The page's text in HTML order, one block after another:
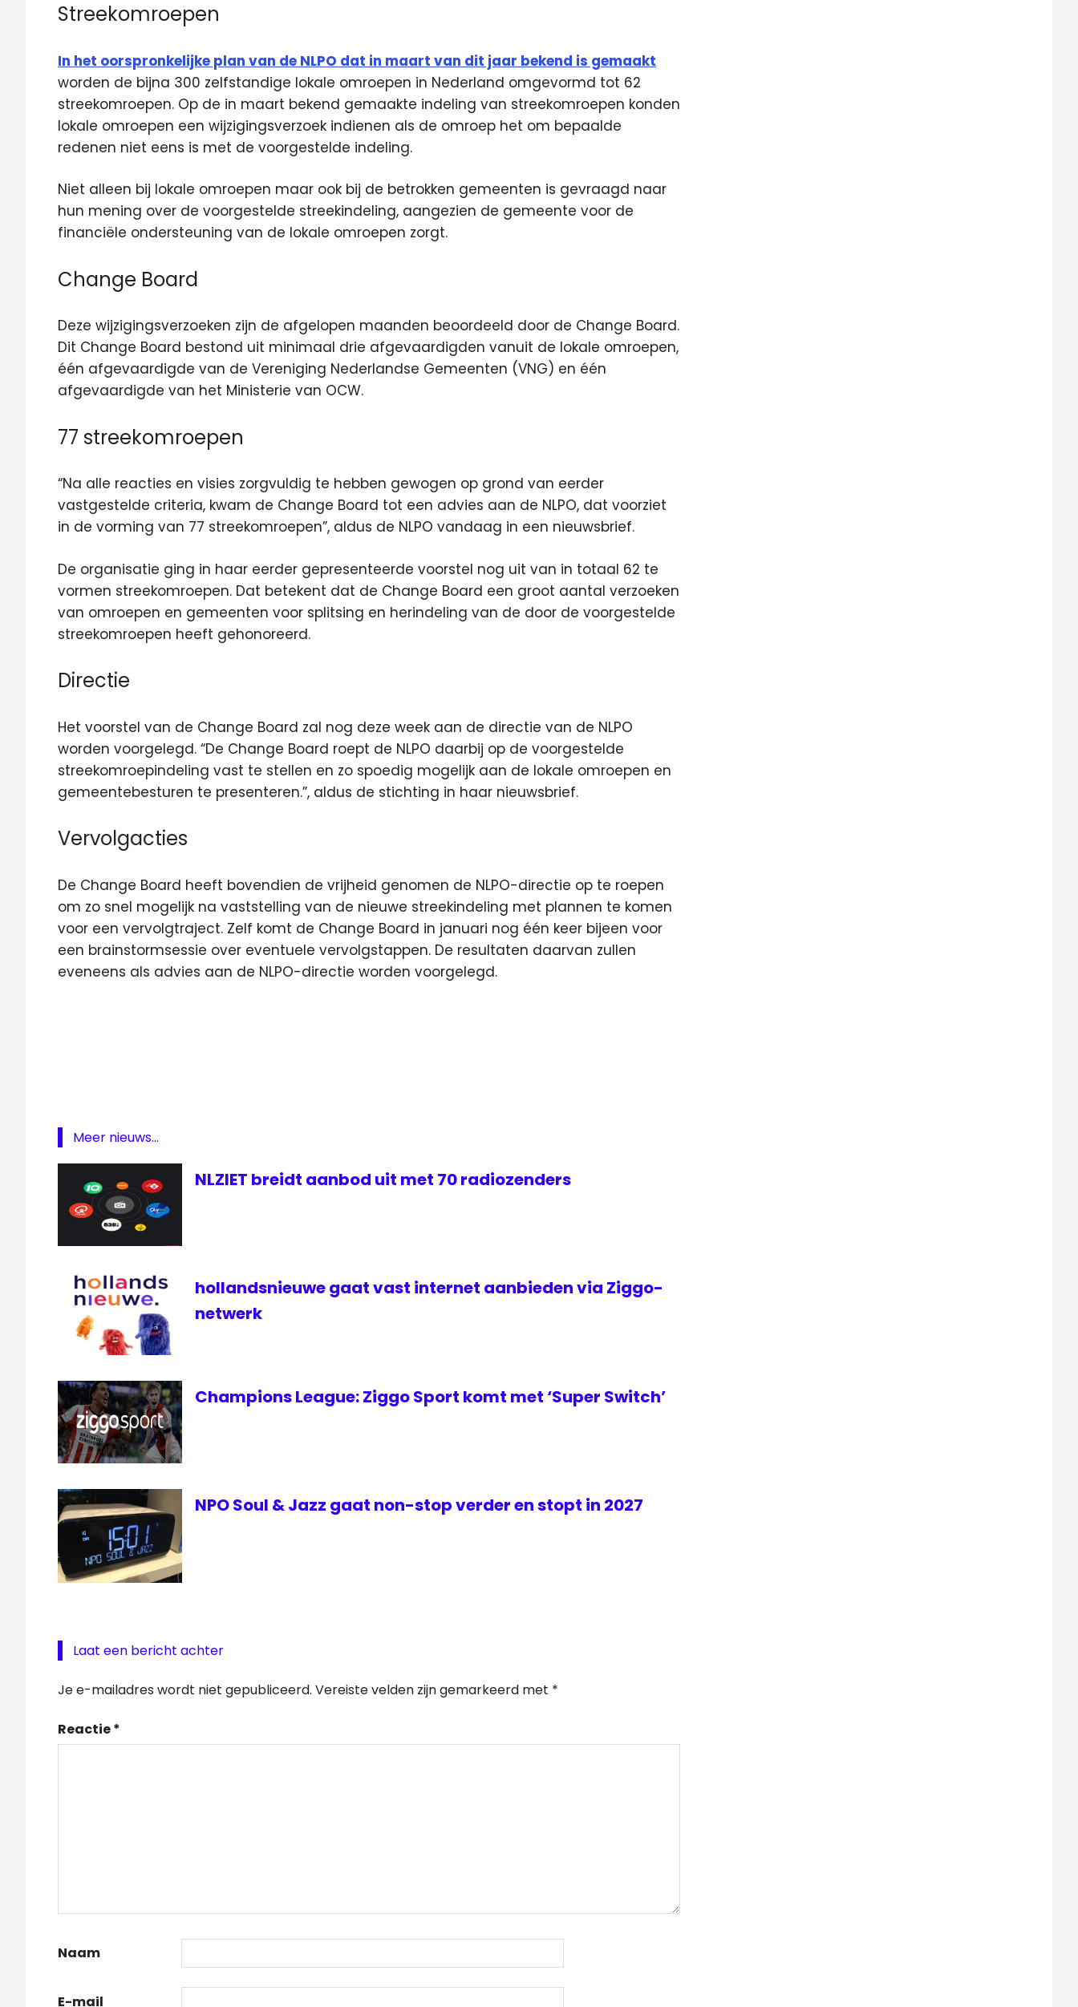
Streekomroepen
In het oorspronkelijke plan van de NLPO dat in maart van dit jaar bekend is gemaakt
worden de bijna 300 zelfstandige lokale omroepen in Nederland omgevormd tot 62
streekomroepen. Op de in maart bekend gemaakte indeling van streekomroepen konden
lokale omroepen een wijzigingsverzoek indienen als de omroep het om bepaalde
redenen niet eens is met de voorgestelde indeling.
Niet alleen bij lokale omroepen maar ook bij de betrokken gemeenten is gevraagd naar
hun mening over de voorgestelde streekindeling, aangezien de gemeente voor de
financiële ondersteuning van de lokale omroepen zorgt.
Change Board
Deze wijzigingsverzoeken zijn de afgelopen maanden beoordeeld door de Change Board.
Dit Change Board bestond uit minimaal drie afgevaardigden vanuit de lokale omroepen,
één afgevaardigde van de Vereniging Nederlandse Gemeenten (VNG) en één
afgevaardigde van het Ministerie van OCW.
77 streekomroepen
“Na alle reacties en visies zorgvuldig te hebben gewogen op grond van eerder
vastgestelde criteria, kwam de Change Board tot een advies aan de NLPO, dat voorziet
in de vorming van 77 streekomroepen”, aldus de NLPO vandaag in een nieuwsbrief.
De organisatie ging in haar eerder gepresenteerde voorstel nog uit van in totaal 62 te
vormen streekomroepen. Dat betekent dat de Change Board een groot aantal verzoeken
van omroepen en gemeenten voor splitsing en herindeling van de door de voorgestelde
streekomroepen heeft gehonoreerd.
Directie
Het voorstel van de Change Board zal nog deze week aan de directie van de NLPO
worden voorgelegd. “De Change Board roept de NLPO daarbij op de voorgestelde
streekomroepindeling vast te stellen en zo spoedig mogelijk aan de lokale omroepen en
gemeentebesturen te presenteren.”, aldus de stichting in haar nieuwsbrief.
Vervolgacties
De Change Board heeft bovendien de vrijheid genomen de NLPO-directie op te roepen
om zo snel mogelijk na vaststelling van de nieuwe streekindeling met plannen te komen
voor een vervolgtraject. Zelf komt de Change Board in januari nog één keer bijeen voor
een brainstormsessie over eventuele vervolgstappen. De resultaten daarvan zullen
eveneens als advies aan de NLPO-directie worden voorgelegd.
streekomroep
televisie
Meer nieuws...
NLZIET breidt aanbod uit met 70 radiozenders
hollandsnieuwe gaat vast internet aanbieden via Ziggo-
netwerk
Champions League: Ziggo Sport komt met ‘Super Switch’
NPO Soul & Jazz gaat non-stop verder en stopt in 2027
Laat een bericht achter
Je e-mailadres wordt niet gepubliceerd. Vereiste velden zijn gemarkeerd met *
Reactie*
Naam
E-mail